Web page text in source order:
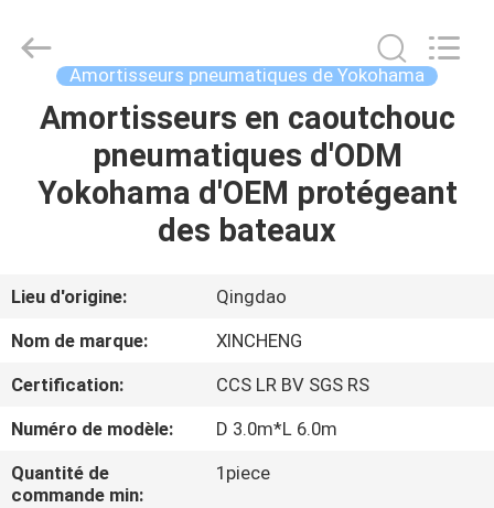
MAISON
PRODUITS
SHOW
PROPOS
DE
NOUS
Products
Reserved.
Amortisseurs pneumatiques de Yokohama
Amortisseurs en caoutchouc
pneumatiques d'ODM
Yokohama d'OEM protégeant
des bateaux
Lieu d'origine:
Qingdao
Nom de marque:
XINCHENG
Certification:
CCS LR BV SGS RS
Numéro de modèle:
D 3.0m*L 6.0m
Quantité de
commande min:
1piece